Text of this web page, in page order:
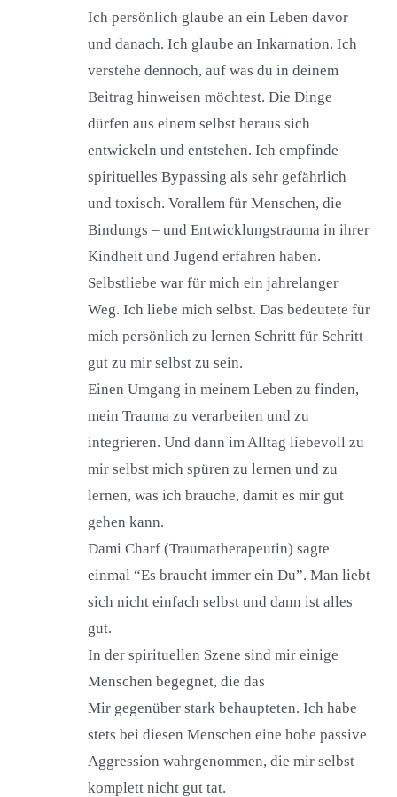
Ich persönlich glaube an ein Leben davor
und danach. Ich glaube an Inkarnation. Ich
verstehe dennoch, auf was du in deinem
Beitrag hinweisen möchtest. Die Dinge
dürfen aus einem selbst heraus sich
entwickeln und entstehen. Ich empfinde
spirituelles Bypassing als sehr gefährlich
und toxisch. Vorallem für Menschen, die
Bindungs – und Entwicklungstrauma in ihrer
Kindheit und Jugend erfahren haben.
Selbstliebe war für mich ein jahrelanger
Weg. Ich liebe mich selbst. Das bedeutete für
mich persönlich zu lernen Schritt für Schritt
gut zu mir selbst zu sein.
Einen Umgang in meinem Leben zu finden,
mein Trauma zu verarbeiten und zu
integrieren. Und dann im Alltag liebevoll zu
mir selbst mich spüren zu lernen und zu
lernen, was ich brauche, damit es mir gut
gehen kann.
Dami Charf (Traumatherapeutin) sagte
einmal “Es braucht immer ein Du”. Man liebt
sich nicht einfach selbst und dann ist alles
gut.
In der spirituellen Szene sind mir einige
Menschen begegnet, die das
Mir gegenüber stark behaupteten. Ich habe
stets bei diesen Menschen eine hohe passive
Aggression wahrgenommen, die mir selbst
komplett nicht gut tat.